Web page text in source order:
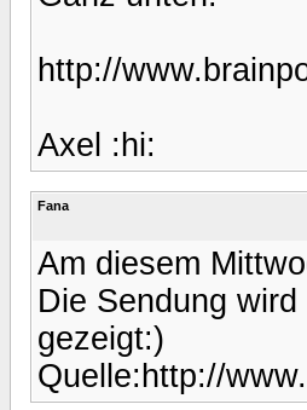
http://
Axel :hi:
Fana
Am diesem
Die Sendung
gezeigt:)
Quelle:http://